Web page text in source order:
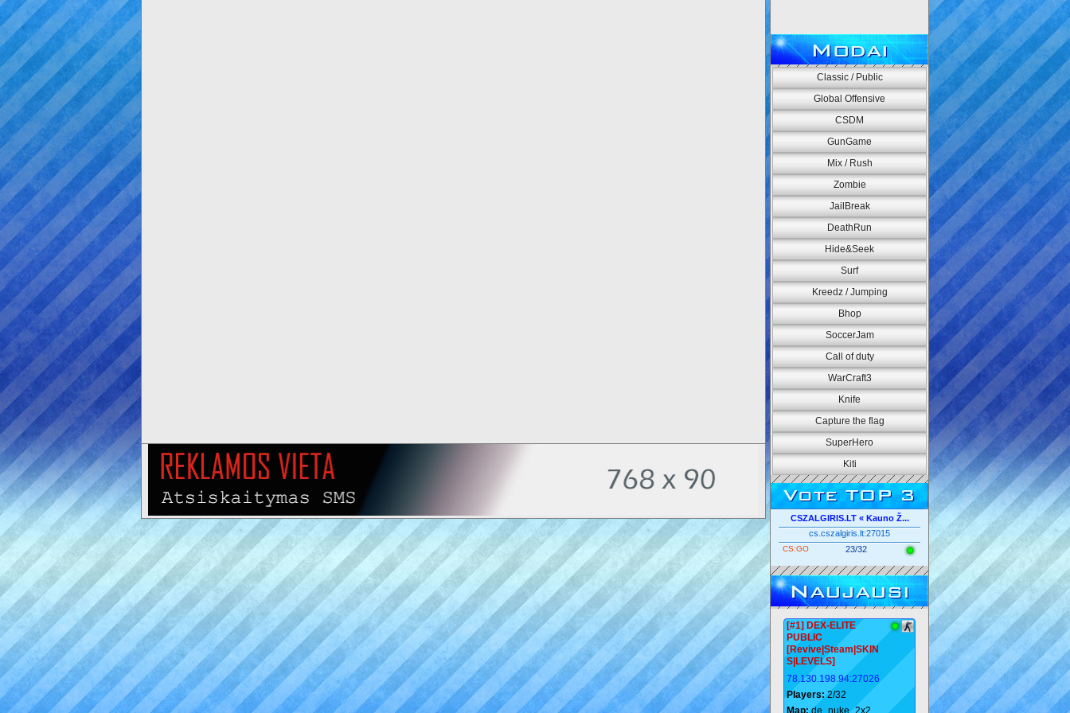
Modai
Classic / Public
Global Offensive
CSDM
GunGame
Mix / Rush
Zombie
JailBreak
DeathRun
Hide&Seek
Surf
Kreedz / Jumping
Bhop
SoccerJam
Call of duty
WarCraft3
Knife
Capture the flag
SuperHero
Kiti
Vote TOP 3
CSZALGIRIS.LT « Kauno Ž...
cs.cszalgiris.lt:27015
CS:GO 23/32
Naujausi